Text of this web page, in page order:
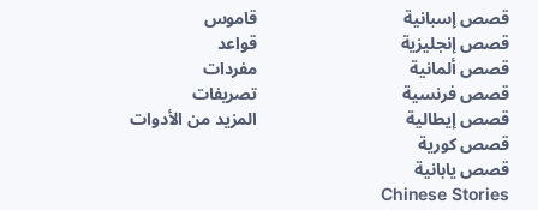
قصص إسبانية
قصص إنجليزية
قصص ألمانية
قصص فرنسية
قصص إيطالية
قصص كورية
قصص يابانية
Chinese Stories
قاموس
قواعد
مفردات
تصريفات
المزيد من الأدوات